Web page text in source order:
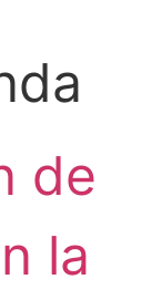
de
la